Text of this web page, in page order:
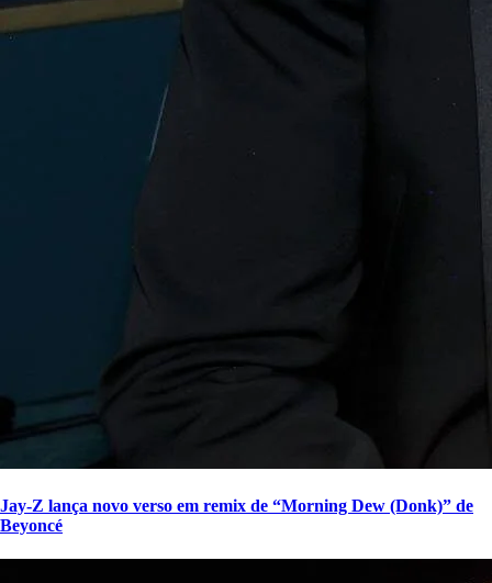
Jay-Z lança novo verso em remix de “Morning Dew (Donk)” de
Beyoncé